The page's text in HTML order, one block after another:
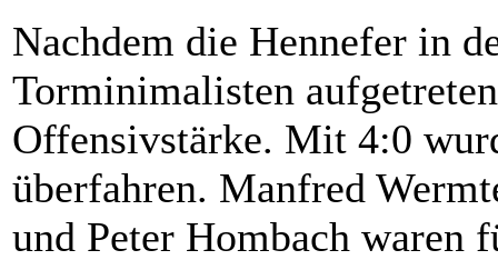
Nachdem die Hennefer in
Torminimalisten
Offensivstärke. Mit 4:0
überfahren. Manfred
und Peter Hombach waren